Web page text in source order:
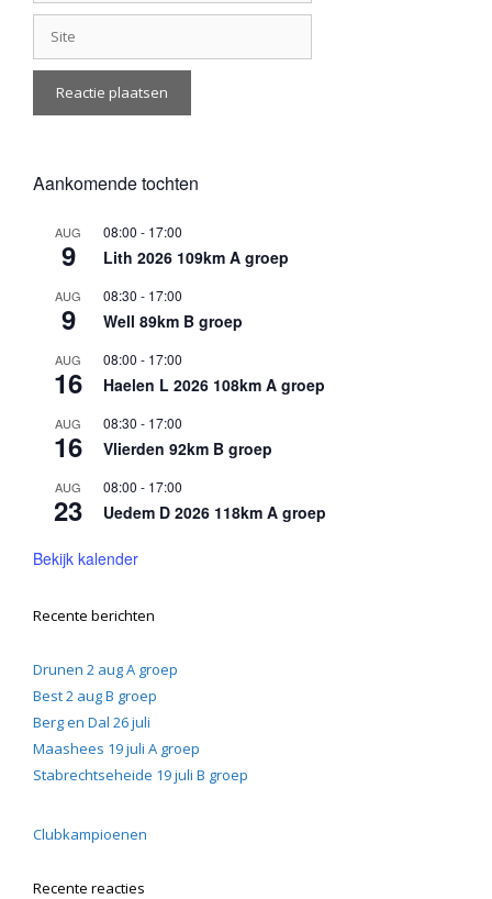
Aankomende tochten
AUG
9
08:00 - 17:00
Lith 2026 109km A groep
AUG
9
08:30 - 17:00
Well 89km B groep
AUG
16
08:00 - 17:00
Haelen L 2026 108km A groep
AUG
16
08:30 - 17:00
Vlierden 92km B groep
AUG
23
08:00 - 17:00
Uedem D 2026 118km A groep
Bekijk kalender
Recente berichten
Drunen 2 aug A groep
Best 2 aug B groep
Berg en Dal 26 juli
Maashees 19 juli A groep
Stabrechtseheide 19 juli B groep
Clubkampioenen
Recente reacties